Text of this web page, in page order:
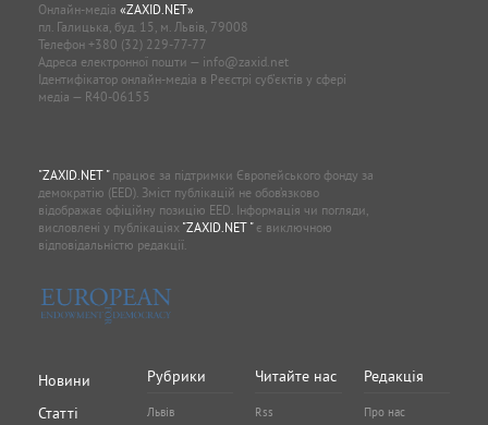
Онлайн-медіа «ZAXID.NET»
пл. Галицька, буд. 15, м. Львів, 79008
Телефон +380 (32) 229-77-77
Адреса електронної пошти — info@zaxid.net
Ідентифікатор онлайн-медіа в Реєстрі суб'єктів у сфері
медіа — R40-06155
"ZAXID.NET "працює за підтримки Європейського фонду за
демократію (EED). Зміст публікацій не обов’язково
відображає офіційну позицію EED. Інформація чи погляди,
висловлені у публікаціях "ZAXID.NET "є виключною
відповідальністю редакції.
Новини
Статті
Рубрики
Львів
Читайте нас
Rss
Редакція
Про нас